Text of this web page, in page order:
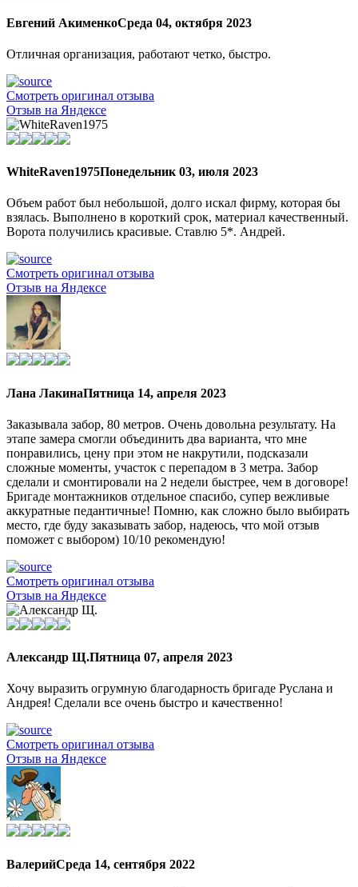
Евгений АкименкоСреда 04, октября 2023
Отличная организация, работают четко, быстро.
Смотреть оригинал отзыва
Отзыв на Яндексе
WhiteRaven1975Понедельник 03, июля 2023
Объем работ был небольшой, долго искал фирму, которая бы
взялась. Выполнено в короткий срок, материал качественный.
Ворота получились красивые. Ставлю 5*. Андрей.
Смотреть оригинал отзыва
Отзыв на Яндексе
Лана ЛакинаПятница 14, апреля 2023
Заказывала забор, 80 метров. Очень довольна результату. На
этапе замера смогли объединить два варианта, что мне
понравились, цену при этом не накрутили, подсказали
сложные моменты, участок с перепадом в 3 метра. Забор
сделали и смонтировали на 2 недели быстрее, чем в договоре!
Бригаде монтажников отдельное спасибо, супер вежливые
аккуратные педантичные! Помню, как сложно было выбирать
место, где буду заказывать забор, надеюсь, что мой отзыв
поможет с выбором) 10/10 рекомендую!
Смотреть оригинал отзыва
Отзыв на Яндексе
Александр Щ.Пятница 07, апреля 2023
Хочу выразить огрумную благодарность бригаде Руслана и
Андрея! Сделали все очень быстро и качественно!
Смотреть оригинал отзыва
Отзыв на Яндексе
ВалерийСреда 14, сентября 2022